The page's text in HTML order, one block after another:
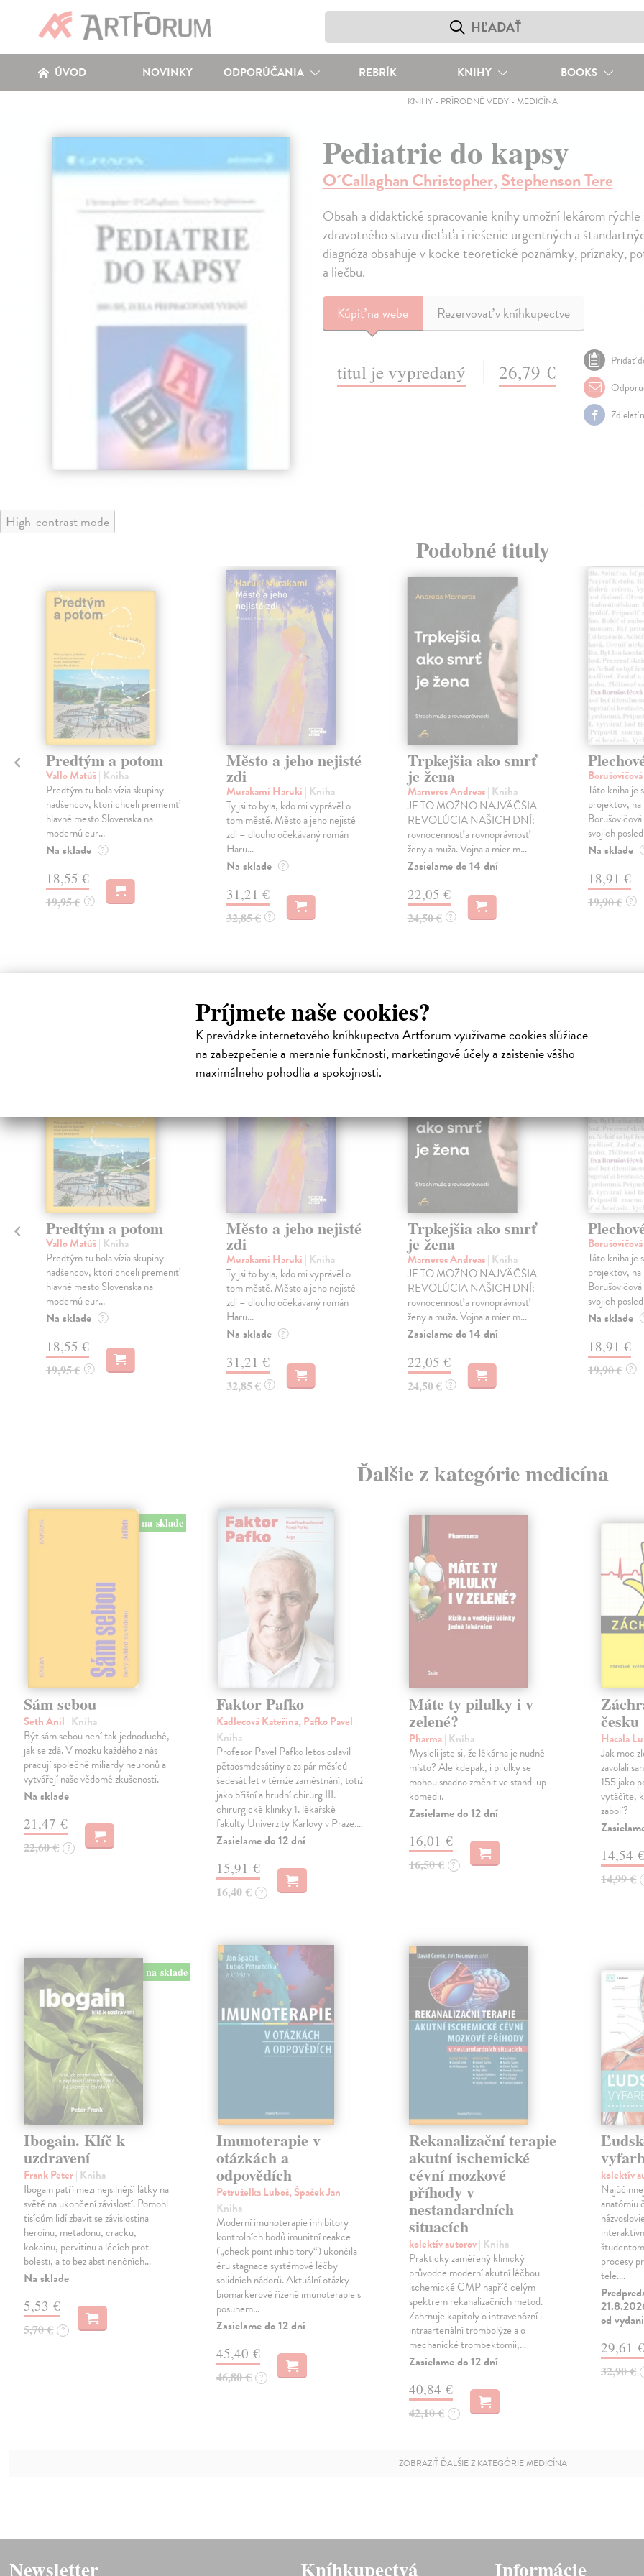
Príjmete naše cookies?
K prevádzke internetového kníhkupectva Artforum využívame cookies slúžiace
na zabezpečenie a meranie funkčnosti, marketingové účely a zaistenie vášho
maximálneho pohodlia a spokojnosti.
ÚVOD NOVINKY ODPORÚČANIA REBRÍK KNIHY BOOKS
KNIHY - PRÍRODNÉ VEDY -MEDICÍNA
Pediatrie do kapsy
O´Callaghan Christopher,Stephenson Tere
Obsah a didaktické spracovanie knihy umožní lekárom
zdravotného stavu dieťaťa i riešenie urgentných a
diagnóza obsahuje v kocke teoretické poznámky, príznaky,
a liečbu.
Kúpiťna webe Rezervovať v kníhkupectve
titul je vypredaný 26,79 €
Pridať
Zdielať
High-contrast mode
Podobné tituly
Predtým a potom
Vallo Matúš| Kniha
Predtým tu bola vízia skupiny
nadšencov, ktorí chceli premeniť
hlavné mesto Slovenska na
modernú eur...
Na sklade ?
18,55 €
19,95 € ?
Město a jeho nejisté
zdi
Murakami Haruki | Kniha
Ty jsi to byla, kdo mi vyprávěl o
tom městě. Město a jeho nejisté
zdi – dlouho očekávaný román
Haru...
Na sklade ?
31,21 €
32,85 € ?
Trpkejšia ako smrť
je žena
Marneros Andreas| Kniha
JE TO MOŽNO NAJVÄČŠIA
REVOLÚCIA NAŠICH DNÍ:
rovnocennosť a rovnoprávnosť
ženy a muža. Vojna a mier m...
Zasielame do 14 dní
22,05 €
24,50 € ?
Táto kniha je
projektov,
svojich
Na sklade
18,91 €
19,90 € ?
Čitatelia s podobným vkusom si
Predtým a potom
Vallo Matúš| Kniha
Predtým tu bola vízia skupiny
nadšencov, ktorí chceli premeniť
hlavné mesto Slovenska na
modernú eur...
Na sklade ?
18,55 €
19,95 € ?
Město a jeho nejisté
zdi
Murakami Haruki | Kniha
Ty jsi to byla, kdo mi vyprávěl o
tom městě. Město a jeho nejisté
zdi – dlouho očekávaný román
Haru...
Na sklade ?
31,21 €
32,85 € ?
Trpkejšia ako smrť
je žena
Marneros Andreas| Kniha
JE TO MOŽNO NAJVÄČŠIA
REVOLÚCIA NAŠICH DNÍ:
rovnocennosť a rovnoprávnosť
ženy a muža. Vojna a mier m...
Zasielame do 14 dní
22,05 €
24,50 € ?
Táto kniha je
projektov,
svojich
Na sklade
18,91 €
19,90 € ?
Ďalšie z kategórie medicína
na sklade
Sám sebou
Seth Anil | Kniha
Být sám sebou není tak jednoduché,
jak se zdá. V mozku každého z nás
pracují společně miliardy neuronů a
vytvářejí naše vědomé zkušenosti.
Na sklade
21,47 €
22,60 € ?
Faktor Pafko
Kadlecová Kateřina, Pafko Pavel |
Kniha
Profesor Pavel Pafko letos oslavil
pětaosmdesátiny a za pár měsíců
šedesát let v témže zaměstnání, totiž
jako břišní a hrudní chirurg III.
chirurgické kliniky 1. lékařské
fakulty Univerzity Karlovy v Praze.…
Zasielame do 12 dní
15,91 €
16,40 € ?
Máte ty pilulky i v
zelené?
Pharma| Kniha
Mysleli jste si, že lékárna je nudné
místo? Ale kdepak, i pilulky se
mohou snadno změnit ve stand-up
komedii.
Zasielame do 12 dní
16,01 €
16,50 € ?
česku
Hacala
Jak moc
zavolali
155 jako
vytáčíte,
zabolí?
14,54 €
14,99 €
na sklade
Ibogain. Klíč k
uzdravení
Frank Peter| Kniha
Ibogain patří mezi nejsilnější látky na
světě na ukončení závislostí. Pomohl
tisícům lidí zbavit se závislostina
heroinu, metadonu, cracku,
kokainu, pervitinu a lécích proti
bolesti, a to bez abstinenčních…
Na sklade
5,53 €
5,70 € ?
Imunoterapie v
otázkách a
odpovědích
Petruželka Luboš, Špaček Jan |
Kniha
Moderní imunoterapie inhibitory
kontrolních bodů imunitní reakce
(„check point inhibitory“) ukončila
éru stagnace systémové léčby
solidních nádorů. Aktuální otázky
biomarkerově řízené imunoterapie s
posunem…
Zasielame do 12 dní
45,40 €
46,80 € ?
Rekanalizační terapie
akutní ischemické
cévní mozkové
příhody v
nestandardních
situacích
kolektív autorov| Kniha
Prakticky zaměřený klinický
průvodce moderní akutní léčbou
ischemické CMP napříč celým
spektrem rekanalizačních metod.
Zahrnuje kapitoly o intravenózní i
intraarteriální trombolýze a o
mechanické trombektomii,…
Zasielame do 12 dní
40,84 €
42,10 € ?
kolektív
anatómiu
procesy
tele.…
od
29,61 €
32,90 €
ZOBRAZIŤ ĎALŠIE Z KATEGÓRIE MEDICÍNA
Newsletter Kníhkupectvá Informácie